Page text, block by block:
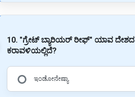
10. "ಗ್ರೇಟ್ ಬ್ಯಾರಿಯರ್ ರೀಫ್" ಯಾವ ದೇಶದ
ಕರಾವಳಿಯಲ್ಲಿದೆ?
ಇಂಡೋನೇಷ್ಯಾ